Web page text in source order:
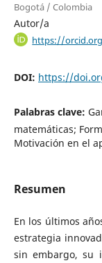
Bogotá / Colombia
Autor/a
https://
DOI: https://
Palabras clave:
matemáticas;
Motivación en el
Resumen
En los últimos
estrategia
sin embargo, su